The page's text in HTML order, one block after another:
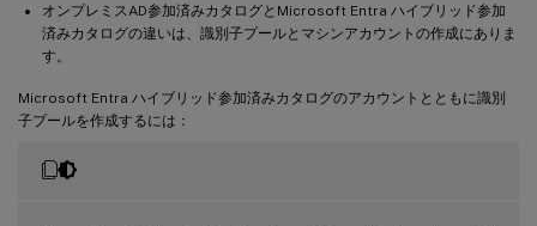
オンプレミスAD参加済みカタログとMicrosoft Entra ハイブリッド参加
済みカタログの違いは、識別子プールとマシンアカウントの作成にありま
す。
Microsoft Entra ハイブリッド参加済みカタログのアカウントとともに識別
子プールを作成するには：